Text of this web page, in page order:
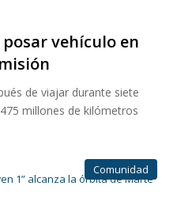
vehículo en
de viajar durante siete
millones de kilómetros
Comunidad